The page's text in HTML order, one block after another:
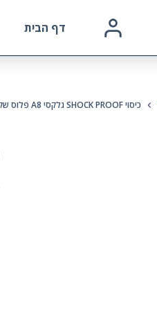
דף הבית
כיסוי SHOCK PROOF גלקסי A8 פלוס שקוף